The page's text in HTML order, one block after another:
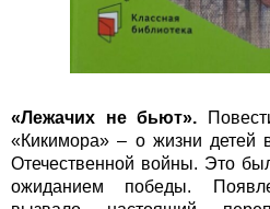
«Лежачих не бьют».
«Кикимора» – о жизни детей
Отечественной войны. Это
ожиданием победы.